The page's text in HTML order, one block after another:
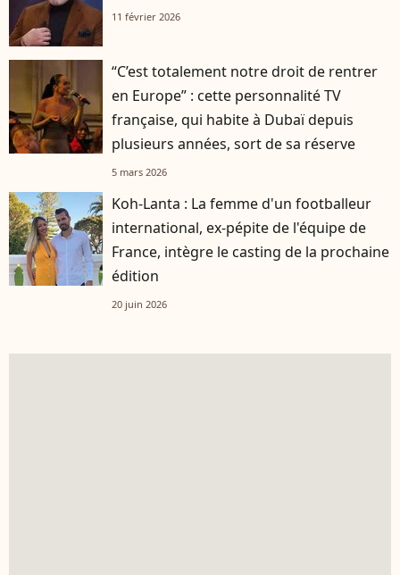
11 février 2026
“C’est totalement notre droit de rentrer
en Europe” : cette personnalité TV
française, qui habite à Dubaï depuis
plusieurs années, sort de sa réserve
5 mars 2026
Koh-Lanta : La femme d'un footballeur
international, ex-pépite de l'équipe de
France, intègre le casting de la prochaine
édition
20 juin 2026